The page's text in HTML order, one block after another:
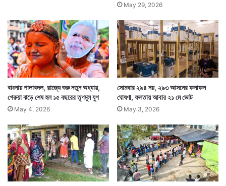
ভালবাসার এই চুরি তাই মাফ হয়ে যায়। তবে যুবকের স্ত্রীর প্রতি
ভালবাসার কথা এখন সিউড়ি শহর তো বটেই, বীরভূম জুড়ে একটা
কাহিনির মত মানুষের মুখে মুখে ঘুরছে।
May 29, 2026
বাংলায় পালাবদল, রাজ্যে শুরু নতুন অধ্যায়,
গেরুয়া ঝড়ে শেষ হল ১৫ বছরের তৃণমূল যুগ
May 4, 2026
সোমবার ২৯৪ নয়, ২৯৩ আসনের ফলাফল
ঘোষণা, ফলতায় আবার ২১ মে ভোট
May 3, 2026